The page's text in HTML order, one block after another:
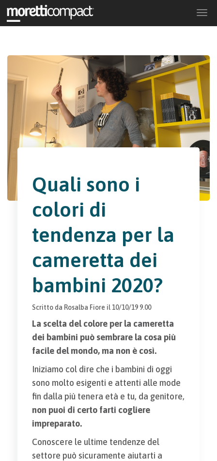
Quali sono i
colori di
tendenza per la
cameretta dei
bambini 2020?
Scritto da Rosalba Fiore il 10/10/19 9.00
La scelta del colore per la cameretta
dei bambini può sembrare la cosa più
facile del mondo, ma non è così.
Iniziamo col dire che i bambini di oggi
sono molto esigenti e attenti alle mode
fin dalla più tenera età e tu, da genitore,
non puoi di certo farti cogliere
impreparato.
Conoscere le ultime tendenze del
settore può sicuramente aiutarti a